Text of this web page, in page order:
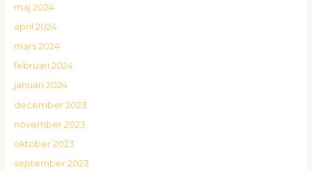
maj 2024
april 2024
mars 2024
februari 2024
januari 2024
december 2023
november 2023
oktober 2023
september 2023